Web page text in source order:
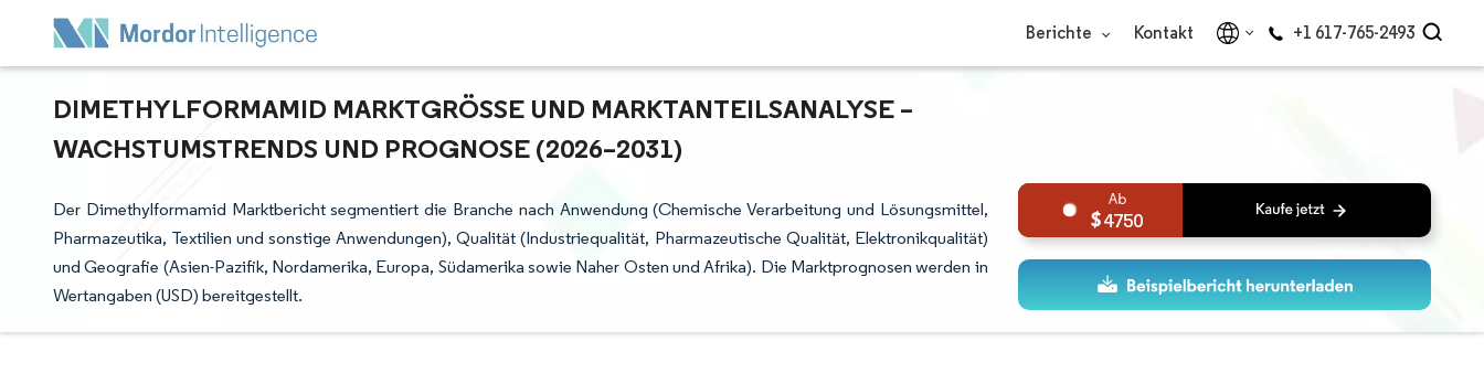
Berichte Kontakt +1 617-765-2493
DIMETHYLFORMAMID MARKTGRÖSSE UND MARKTANTEILSANALYSE – W
ACHSTUMSTRENDS UND PROGNOSE (2026–2031)
Der Dimethylformamid Marktbericht segmentiert die Branche nach Anwendung (Chemische Verarbeitung und Lösungsmittel,
Pharmazeutika, Textilien und sonstige Anwendungen), Qualität (Industriequalität, Pharmazeutische Qualität, Elektronikqualität)
und Geografie (Asien-Pazifik, Nordamerika, Europa, Südamerika sowie Naher Osten und Afrika). Die Marktprognosen werden in
Wertangaben (USD) bereitgestellt.
4750